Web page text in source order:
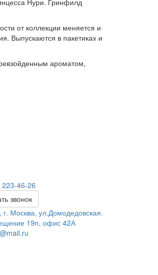
Нури. Гринфилд
от коллекции меняется и
Выпускаются в пакетиках и
ароматом,
46-26
звонок
г. Москва, ул.Домодедовская.
19п, офис 42А